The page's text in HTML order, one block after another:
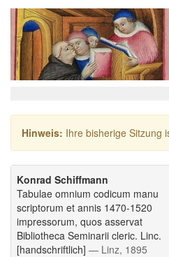
Hinweis: Ihre bisherige Sitzung
Konrad Schiffmann
Tabulae omnium codicum manu
scriptorum et annis 1470-1520
impressorum, quos asservat
Bibliotheca Seminarii cleric. Linc.
[handschriftlich] — Linz, 1895